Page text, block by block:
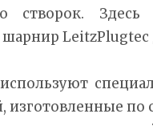
створок.
LeitzPlugtec
изготовленные по